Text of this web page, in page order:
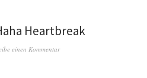
Heartbreak
einen Kommentar